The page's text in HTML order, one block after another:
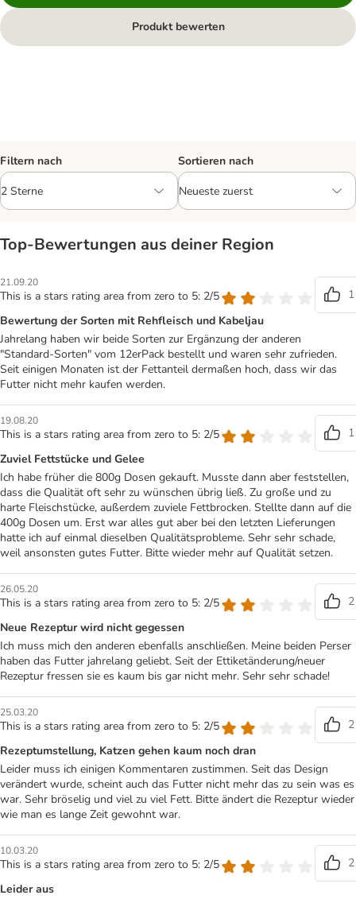
Produkt bewerten
Filtern nach Sortieren nach
Top‑Bewertungen aus deiner Region
21.09.20
This is a stars rating area from zero to 5: 2/5
1
Bewertung der Sorten mit Rehfleisch und Kabeljau
Jahrelang haben wir beide Sorten zur Ergänzung der anderen
"Standard-Sorten" vom 12erPack bestellt und waren sehr zufrieden.
Seit einigen Monaten ist der Fettanteil dermaßen hoch, dass wir das
Futter nicht mehr kaufen werden.
19.08.20
This is a stars rating area from zero to 5: 2/5
1
Zuviel Fettstücke und Gelee
Ich habe früher die 800g Dosen gekauft. Musste dann aber feststellen,
dass die Qualität oft sehr zu wünschen übrig ließ. Zu große und zu
harte Fleischstücke, außerdem zuviele Fettbrocken. Stellte dann auf die
400g Dosen um. Erst war alles gut aber bei den letzten Lieferungen
hatte ich auf einmal dieselben Qualitätsprobleme. Sehr sehr schade,
weil ansonsten gutes Futter. Bitte wieder mehr auf Qualität setzen.
26.05.20
This is a stars rating area from zero to 5: 2/5
2
Neue Rezeptur wird nicht gegessen
Ich muss mich den anderen ebenfalls anschließen. Meine beiden Perser
haben das Futter jahrelang geliebt. Seit der Ettiketänderung/neuer
Rezeptur fressen sie es kaum bis gar nicht mehr. Sehr sehr schade!
25.03.20
This is a stars rating area from zero to 5: 2/5
2
Rezeptumstellung, Katzen gehen kaum noch dran
Leider muss ich einigen Kommentaren zustimmen. Seit das Design
verändert wurde, scheint auch das Futter nicht mehr das zu sein was es
war. Sehr bröselig und viel zu viel Fett. Bitte ändert die Rezeptur wieder
wie man es lange Zeit gewohnt war.
10.03.20
This is a stars rating area from zero to 5: 2/5
2
Leider aus